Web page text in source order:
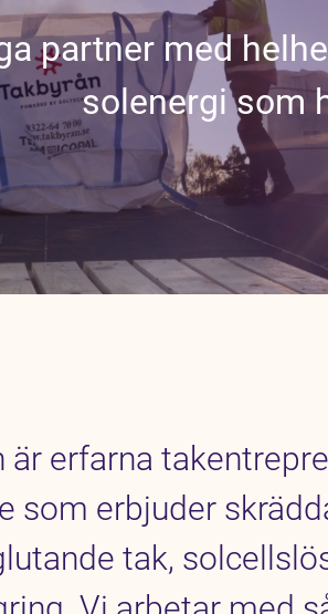
partner med
solenergi som
är erfarna
som erbjuder
tak,